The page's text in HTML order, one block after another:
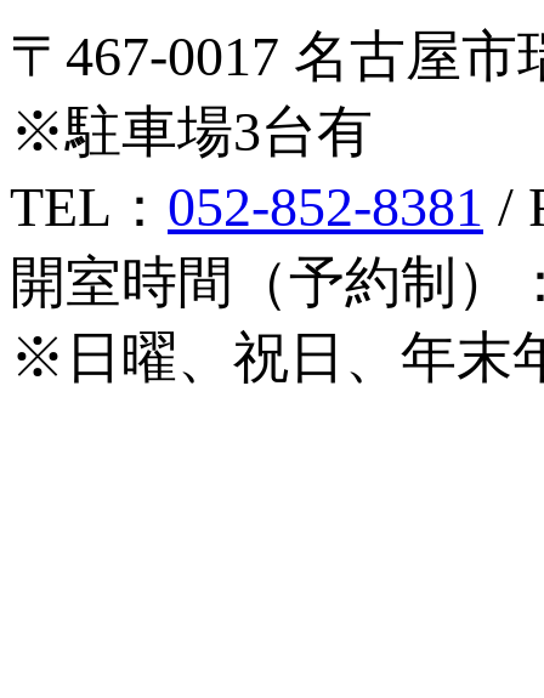
〒467-0017 名古屋
※駐車場3台有
TEL： 052-852-8381 /
開室時間（予約制
※日曜、祝日、年末